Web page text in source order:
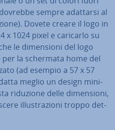
sempre adattarsi al
Dovete creare il logo in
x 1024 pixel e caricarlo su
le di­men­sio­ni del logo
la schermata home del
(ad esempio a 57 x 57
meglio un design mi­ni­
riduzione delle di­men­sio­ni,
il­lu­stra­zio­ni troppo det­